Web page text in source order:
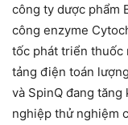
công ty dược phẩm
công enzyme
tốc phát triển thuốc
tảng điện toán
và SpinQ đang tăng
nghiệp thử nghiệm